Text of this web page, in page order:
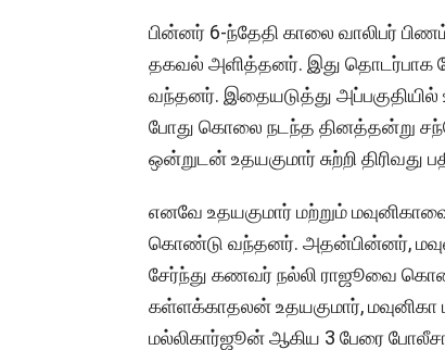
பின்னர் 6-ந்தேதி காலை வாலிபர்
தகவல் அளித்தனர். இது தொடர்பாக
வந்தனர். இதையடுத்து அப்பகுதியில்
போது கொலை நடந்த தினத்தன்று
ஒன்றுடன் உதயகுமார் சுற்றி திரிவது
எனவே உதயகுமார் மற்றும்
கொண்டு வந்தனர். அதன்பின்னர்,
சேர்ந்து கணவர் நல்லி ராஜூவை
கள்ளக்காதலன் உதயகுமார்,
மல்லிகார்ஜூன் ஆகிய 3 பேரை